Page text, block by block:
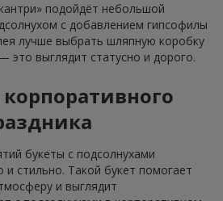
подойдёт небольшой
с добавлением гипсофилы
лучше выбрать шляпную коробку
это выглядит статусно и дорого.
букеты с подсолнухами
стильно. Такой букет помогает
и выглядит